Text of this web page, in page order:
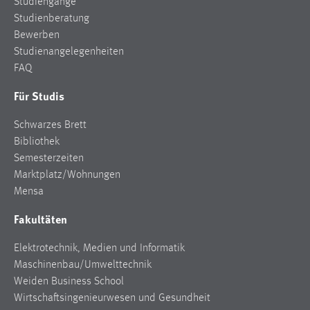
Studienberatung
Bewerben
Studienangelegenheiten
FAQ
Für Studis
Schwarzes Brett
Bibliothek
Semesterzeiten
Marktplatz/Wohnungen
Mensa
Fakultäten
Elektrotechnik, Medien und Informatik
Maschinenbau/Umwelttechnik
Weiden Business School
Wirtschaftsingenieurwesen und Gesundheit
Performance
staticfilecache
Zweck:
Für performante Seitenauslieferung wird in diesem Cookie
Name:
Zweck:
Cookie Laufzeit: